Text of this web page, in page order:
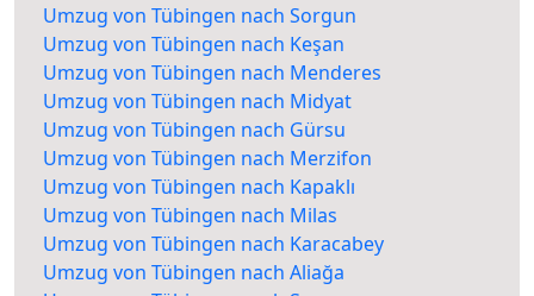
Umzug von Tübingen nach Sorgun
Umzug von Tübingen nach Keşan
Umzug von Tübingen nach Menderes
Umzug von Tübingen nach Midyat
Umzug von Tübingen nach Gürsu
Umzug von Tübingen nach Merzifon
Umzug von Tübingen nach Kapaklı
Umzug von Tübingen nach Milas
Umzug von Tübingen nach Karacabey
Umzug von Tübingen nach Aliağa